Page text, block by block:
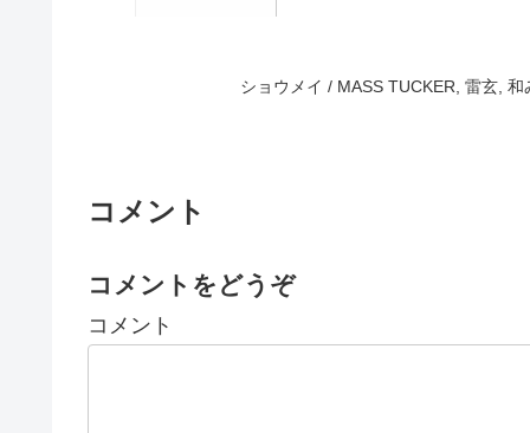
ショウメイ / MASS TUCKER, 雷玄,
コメント
コメントをどうぞ
コメント